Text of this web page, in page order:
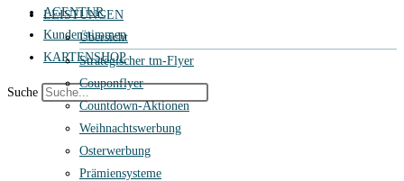
AGENTUR
Kundenstimmen
KARTENSHOP
Suche
LEISTUNGEN
Übersicht
Strategischer tm-Flyer
Couponflyer
Countdown-Aktionen
Weihnachtswerbung
Osterwerbung
Prämiensysteme